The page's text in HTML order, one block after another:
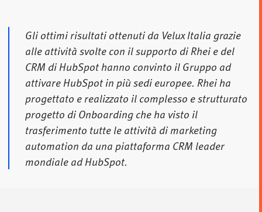
Gli ottimi risultati ottenuti da Velux Italia grazie
alle attività svolte con il supporto di Rhei e del
CRM di HubSpot hanno convinto il Gruppo ad
attivare HubSpot in più sedi europee. Rhei ha
progettato e realizzato il complesso e strutturato
progetto di Onboarding che ha visto il
trasferimento tutte le attività di marketing
automation da una piattaforma CRM leader
mondiale ad HubSpot.